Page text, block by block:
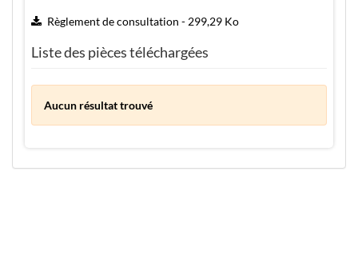
Règlement de consultation - 299,29 Ko
Liste des pièces téléchargées
Aucun résultat trouvé